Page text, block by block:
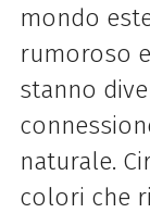
mondo
rumoroso
stanno
naturale.
colori che